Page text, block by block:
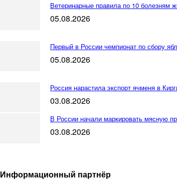
Ветеринарные правила по 10 болезням
05.08.2026
Первый в России чемпионат по сбору
05.08.2026
Россия нарастила экспорт ячменя в
03.08.2026
В России начали маркировать мясную
03.08.2026
Информационный партнёр